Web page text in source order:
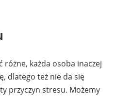
różne, każda osoba inaczej
dlatego też nie da się
przyczyn stresu. Możemy